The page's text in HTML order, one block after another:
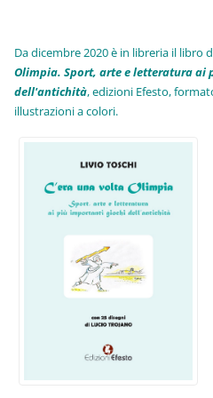
Da dicembre 2020 è in libreria il libro
Olimpia. Sport, arte e letteratura
dell'antichità,edizioni Efesto,
illustrazioni a colori.